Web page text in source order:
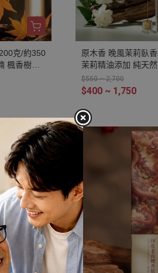
克/約350
楓香樹脂
純天然
香 禪修
原木香 晚風茉莉臥
茉莉精油添加 純天
茉莉花香 無助燃劑
薰香 解憂花 放鬆 舒
$550 ~ 2,700
$400 ~ 1,750